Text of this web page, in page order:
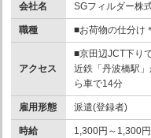
会社名 SGフィルダー株
職種 ■お荷物の仕分け
アクセス
■京田辺JCT下り
近鉄「丹波橋駅
ら車で14分
雇用形態 派遣(登録者)
時給 1,300円～1,300円